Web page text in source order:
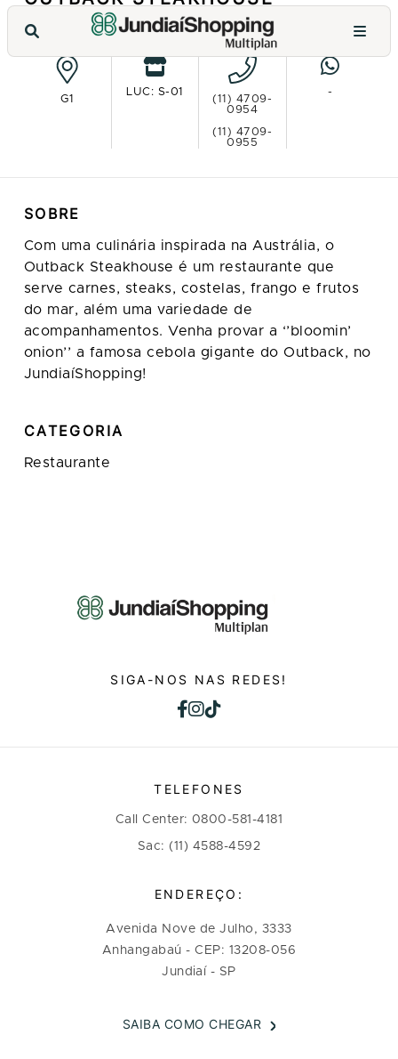
VER NO MAPA
G1
LUC: S-01
(11) 4709-
0954
(11) 4709-
0955
-
SOBRE
Com uma culinária inspirada na Austrália, o
Outback Steakhouse é um restaurante que
serve carnes, steaks, costelas, frango e frutos
do mar, além uma variedade de
acompanhamentos. Venha provar a ‘’bloomin’
onion’’ a famosa cebola gigante do Outback, no
JundiaíShopping!
CATEGORIA
Restaurante
SIGA-NOS NAS REDES!
TELEFONES
Call Center: 0800-581-4181
Sac: (11) 4588-4592
ENDEREÇO:
Avenida Nove de Julho, 3333
Anhangabaú - CEP: 13208-056
Jundiaí - SP
SAIBA COMO CHEGAR